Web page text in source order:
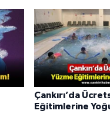
Çankırı’da
Eğitimlerine